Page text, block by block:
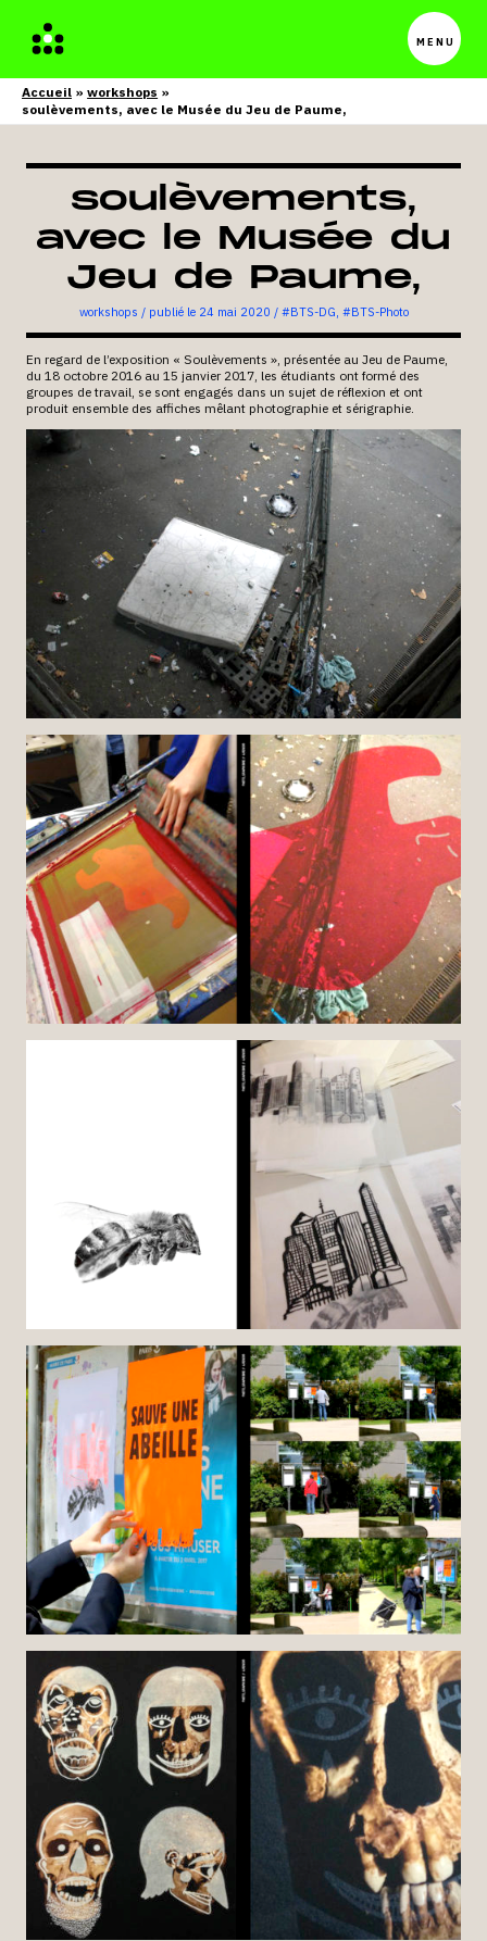
Menu
Accueil
workshops
soulèvements, avec le Musée du Jeu de Paume,
soulèvements,
avec le Musée du
Jeu de Paume,
workshops / 24 mai 2020 / #BTS-DG, #BTS-Photo
En regard de l’exposition « Soulèvements », présentée au Jeu de Paume,
du 18 octobre 2016 au 15 janvier 2017, les étudiants ont formé des
groupes de travail, se sont engagés dans un sujet de réflexion et ont
produit ensemble des affiches mêlant photographie et sérigraphie.